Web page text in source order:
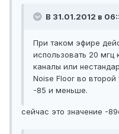
В 31.01.2012 в
При таком эфире
использовать 20 мгц
каналы или
Noise Floor во
-85 и меньше.
сейчас это значение -